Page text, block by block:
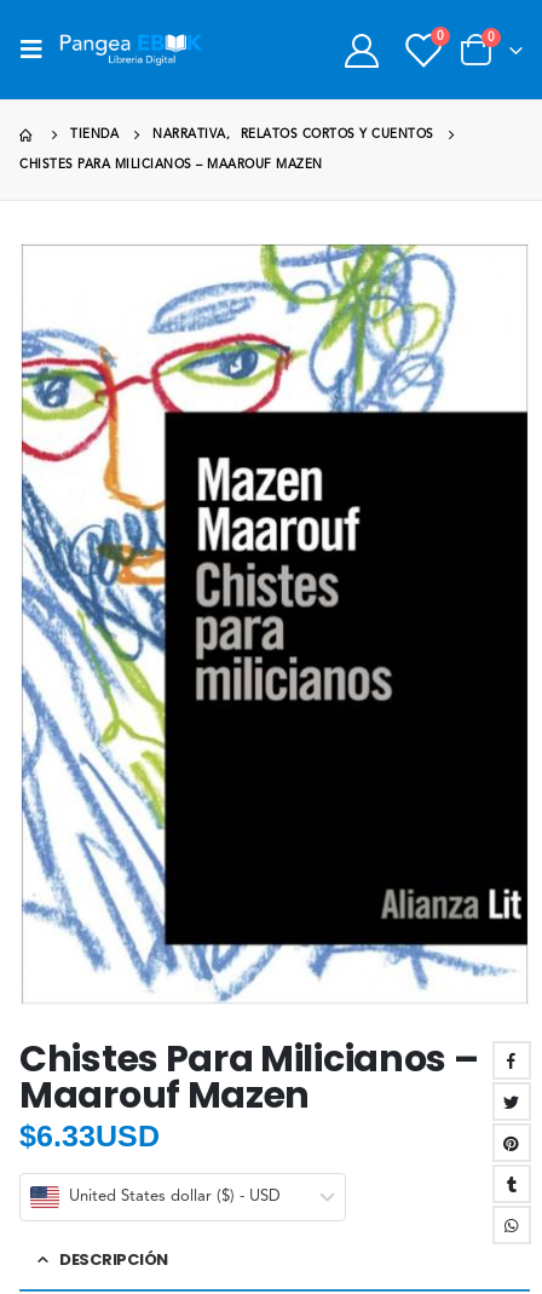
0 0
TIENDA NARRATIVA, RELATOS CORTOS Y CUENTOS
CHISTES PARA MILICIANOS – MAAROUF MAZEN
Chistes Para Milicianos –
Maarouf Mazen
$6.33USD
United States dollar ($) - USD
DESCRIPCIÓN